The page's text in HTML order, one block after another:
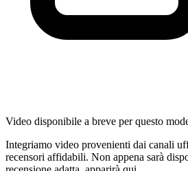
Video disponibile a breve per questo
Integriamo video provenienti dai canali
recensori affidabili. Non appena sarà